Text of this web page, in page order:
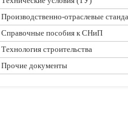
Производственно-отраслевые
Справочные пособия к СНиП
Технология строительства
Прочие документы